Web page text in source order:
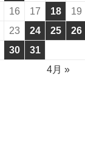
16 17 18
19
23 24 25
26
30
31
4月 »